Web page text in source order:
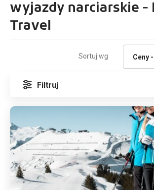
wyjazdy narciarskie -
Travel
Sortuj wg
Filtruj